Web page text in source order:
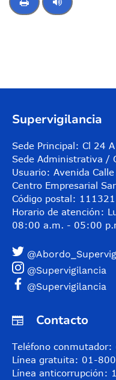
Supervigilancia
Sede Principal: Cl 24
Sede Administrativa /
Usuario: Avenida
Centro Empresarial
Código postal: 111321
Horario de atención:
08:00 a.m. - 05:00
@Abordo_Supervig
@Supervigilancia
@Supervigilancia
Contacto
Teléfono
Línea gratuita: 01-
Línea anticorrupción: